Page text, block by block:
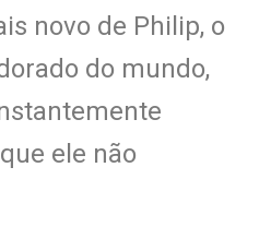
novo de Philip, o
do mundo,
ele não